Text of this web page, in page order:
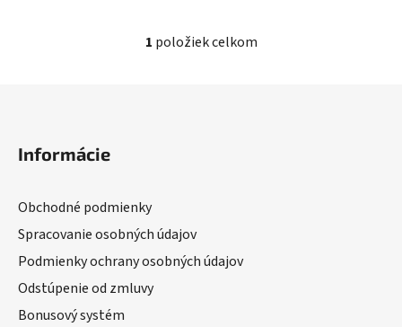
Ovládacie prvky výpisu
1 položiek celkom
Informácie
Obchodné podmienky
Spracovanie osobných údajov
Podmienky ochrany osobných údajov
Odstúpenie od zmluvy
Bonusový systém